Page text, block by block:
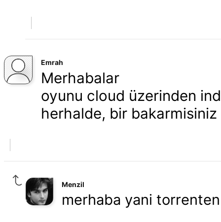
Emrah
Merhabalar
oyunu cloud üzerinden
herhalde, bir bakarmisiniz
Menzil
merhaba yani